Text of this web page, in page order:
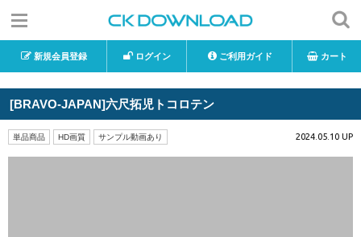
新規会員登録 ログイン ご利用ガイド カート
[BRAVO-JAPAN]六尺拓児トコロテン
単品商品 HD画質 サンプル動画あり 2024.05.10 UP